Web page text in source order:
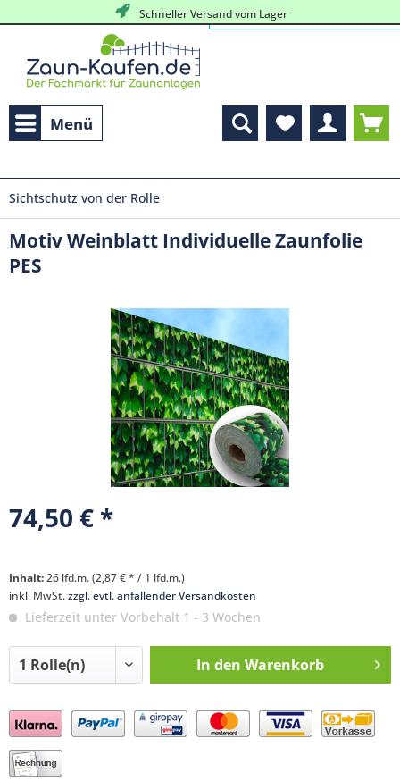
Schneller Versand vom Lager
Menü
Sichtschutz von der Rolle
Motiv Weinblatt Individuelle Zaunfolie
PES
74,50 € *
Inhalt:26 lfd.m. (2,87 € * / 1 lfd.m.)
inkl. MwSt.zzgl. evtl. anfallender Versandkosten
Lieferzeit unter Vorbehalt 1 - 3 Wochen
In den Warenkorb
Preis anfragen